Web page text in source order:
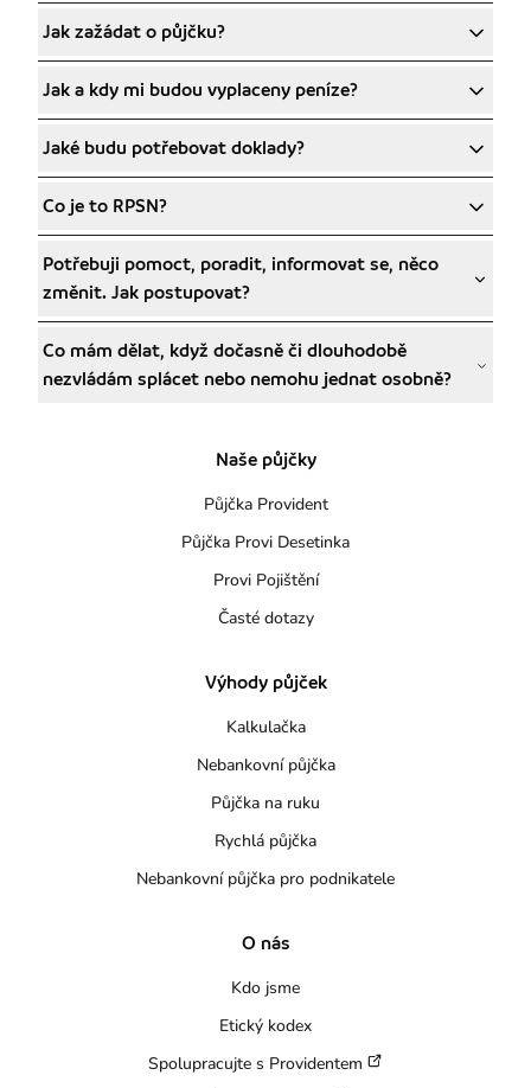
Jak zažádat o půjčku?
Jak a kdy mi budou vyplaceny peníze?
Jaké budu potřebovat doklady?
Co je to RPSN?
Potřebuji pomoct, poradit, informovat se, něco
změnit. Jak postupovat?
Co mám dělat, když dočasně či dlouhodobě
nezvládám splácet nebo nemohu jednat osobně?
Naše půjčky
Půjčka Provident
Půjčka Provi Desetinka
Provi Pojištění
Časté dotazy
Výhody půjček
Kalkulačka
Nebankovní půjčka
Půjčka na ruku
Rychlá půjčka
Nebankovní půjčka pro podnikatele
O nás
Kdo jsme
Etický kodex
Spolupracujte s Providentem